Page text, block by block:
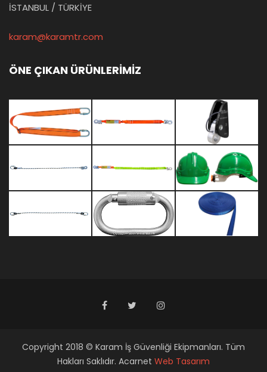
İSTANBUL / TÜRKİYE
karam@karamtr.com
ÖNE ÇIKAN ÜRÜNLERİMİZ
Copyright 2018 © Karam İş Güvenliği Ekipmanları. Tüm
Hakları Saklıdır. Acarnet Web Tasarım